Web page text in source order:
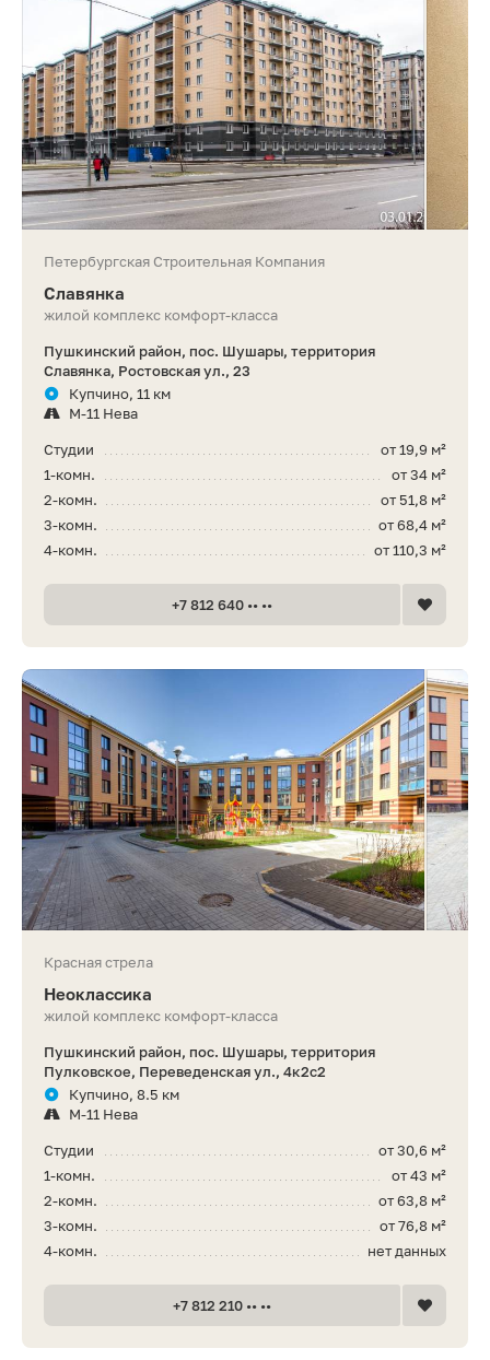
Петербургская Строительная Компания
Славянка
жилой комплекс комфорт-класса
Пушкинский район, пос. Шушары, территория
Славянка, Ростовская ул., 23
Купчино, 11 км
М-11 Нева
от 19,9 м²
Студии
от 34 м²
1-комн.
от 51,8 м²
2-комн.
от 68,4 м²
3-комн.
от 110,3 м²
4-комн.
+7 812 640 •• ••
Красная стрела
Неоклассика
жилой комплекс комфорт-класса
Пушкинский район, пос. Шушары, территория
Пулковское, Переведенская ул., 4к2с2
Купчино, 8.5 км
М-11 Нева
от 30,6 м²
Студии
от 43 м²
1-комн.
от 63,8 м²
2-комн.
от 76,8 м²
3-комн.
нет данных
4-комн.
+7 812 210 •• ••